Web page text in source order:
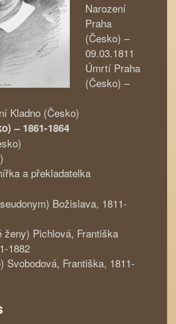
Narození
Praha
(Česko) –
09.03.1811
Úmrtí Praha
(Česko) –
Kladno (Česko)
– 1861-1864
a překladatelka
Božislava, 1811-
ženy) Pichlová, Františka
1882
Svobodová, Františka, 1811-